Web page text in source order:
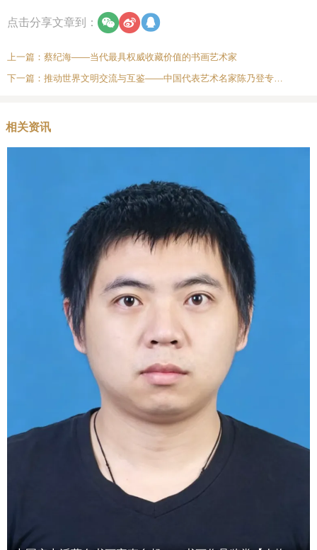
点击分享文章到：
上一篇： 蔡纪海——当代最具权威收藏价值的书画艺术家
下一篇：
相关资讯